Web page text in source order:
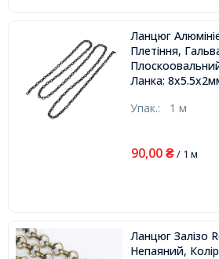
Ланцюг
Плетіння,
Ланка:
Упак.: 1 м
90,00 ₴/ 1 м
Ланцюг Залізо
Непаяний,